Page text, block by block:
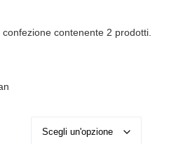
contenente 2 prodotti.